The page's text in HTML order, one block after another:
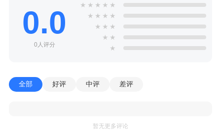
0.0
0人评分
★ ★ ★ ★ ★
★ ★ ★ ★
★ ★ ★
★ ★
★
全部 好评 中评 差评
暂无更多评论